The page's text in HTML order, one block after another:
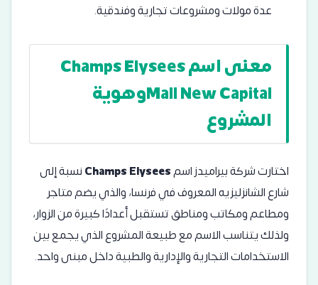
عدة مولات ومشروعات تجارية وفندقية.
معنى اسم Champs Elysees
Mall New Capitalوهوية
المشروع
اختارت شركة بيراميدز اسمChamps Elyseesنسبة إلى
شارع الشانزليزيه المعروف في فرنسا، والذي يضم متاجر
ومطاعم ومكاتب ومناطق تستقبل أعدادًا كبيرة من الزوار،
ولذلك يتناسب الاسم مع طبيعة المشروع الذي يجمع بين
الاستخدامات التجارية والإدارية والطبية داخل مبنى واحد.